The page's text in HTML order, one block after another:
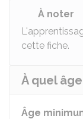
À noter
cette fiche.
À quel
Âge